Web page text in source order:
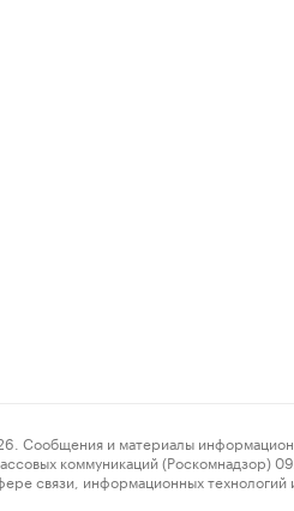
и материалы
коммуникаций (Роскомнадзор)
связи, информационных